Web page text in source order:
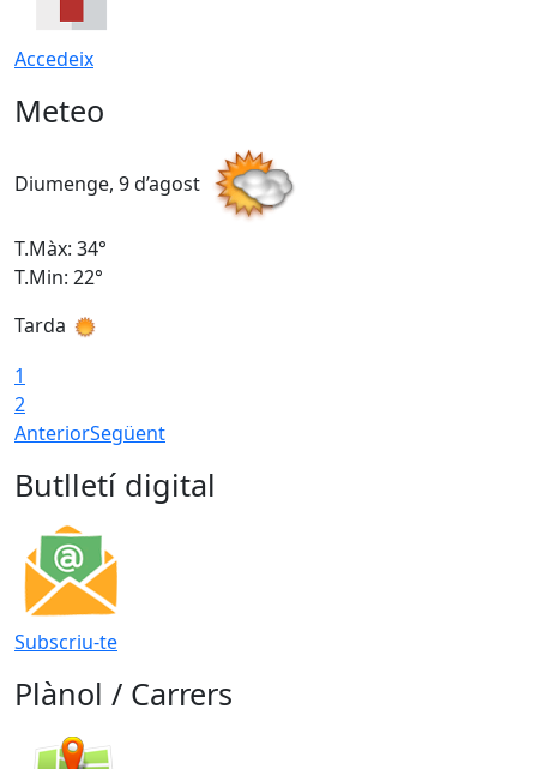
Accedeix
Meteo
Diumenge, 9 d’agost
T.Màx: 34°
T.Min: 22°
Tarda
1
2
AnteriorSegüent
Butlletí digital
Subscriu-te
Plànol / Carrers